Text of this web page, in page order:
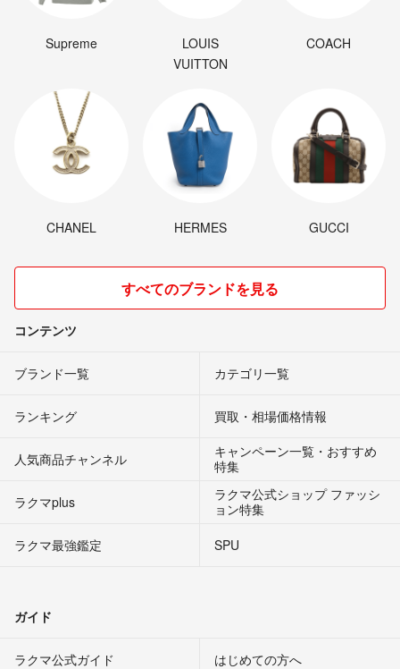
Supreme
LOUIS
VUITTON
COACH
CHANEL HERMES GUCCI
すべてのブランドを見る
コンテンツ
ブランド一覧 カテゴリ一覧
ランキング 買取・相場価格情報
人気商品チャンネル
キャンペーン一覧・おすすめ
特集
ラクマplus
ラクマ公式ショップ ファッシ
ョン特集
ラクマ最強鑑定
SPU
ガイド
ラクマ公式ガイド はじめての方へ